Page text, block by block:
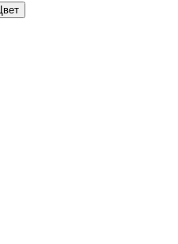
Цвет